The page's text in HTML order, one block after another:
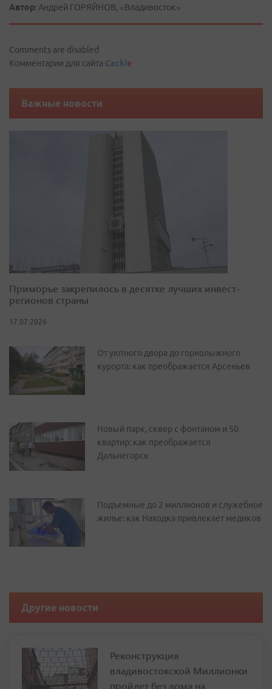
Автор: Андрей ГОРЯЙНОВ, «Владивосток»
Comments are disabled
Комментарии для сайта Cackle
Важные новости
Приморье закрепилось в десятке лучших инвест-
регионов страны
17.07.2026
От уютного двора до горнолыжного
курорта: как преображается Арсеньев
Новый парк, сквер с фонтаном и 50
квартир: как преображается
Дальнегорск
Подъемные до 2 миллионов и служебное
жилье: как Находка привлекает медиков
Другие новости
Реконструкция
владивостокской Миллионки
пройдет без дома на